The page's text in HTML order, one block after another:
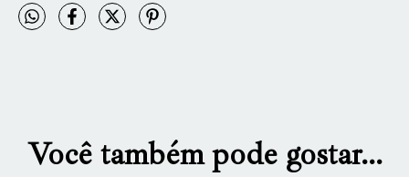
Você também pode gostar...